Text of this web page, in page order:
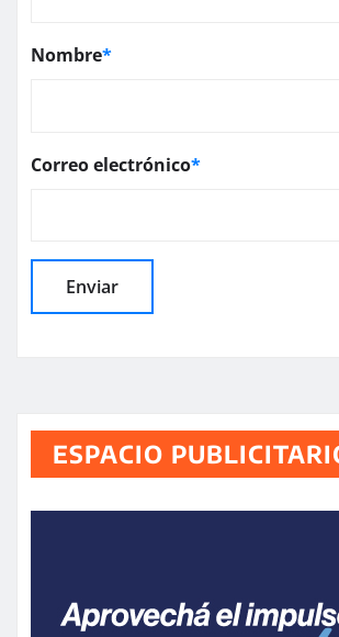
Nombre*
Correo electrónico*
ESPACIO